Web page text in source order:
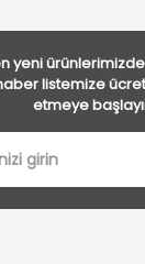
yeni
listemize
etmeye